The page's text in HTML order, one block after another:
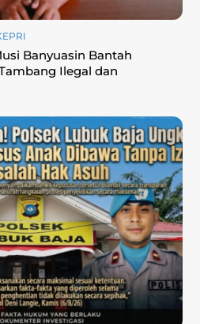
Banyuasin Bantah
Ilegal dan